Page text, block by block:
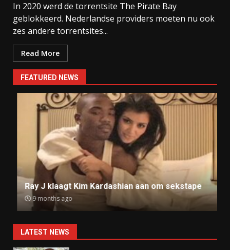
In 2020 werd de torrentsite The Pirate Bay
geblokkeerd. Nederlandse providers moeten nu ook
zes andere torrentsites...
Read More
FEATURED NEWS
Ray J klaagt Kim Kardashian aan om sekstape
9 months ago
LATEST NEWS